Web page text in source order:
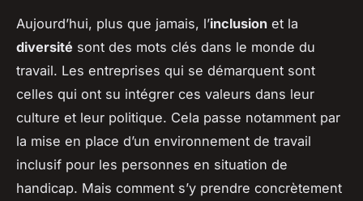
Aujourd’hui, plus que jamais, l’inclusion et la
diversité sont des mots clés dans le monde du
travail. Les entreprises qui se démarquent sont
celles qui ont su intégrer ces valeurs dans leur
culture et leur politique. Cela passe notamment par
la mise en place d’un environnement de travail
inclusif pour les personnes en situation de
handicap. Mais comment s’y prendre concrètement